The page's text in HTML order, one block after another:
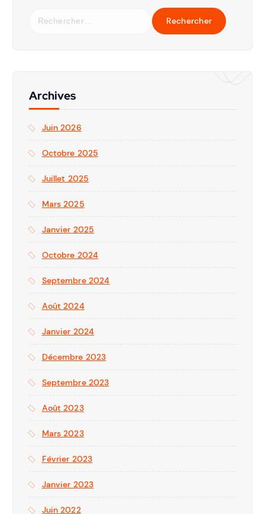
Archives
Juin 2026
Octobre 2025
Juillet 2025
Mars 2025
Janvier 2025
Octobre 2024
Septembre 2024
Août 2024
Janvier 2024
Décembre 2023
Septembre 2023
Août 2023
Mars 2023
Février 2023
Janvier 2023
Juin 2022